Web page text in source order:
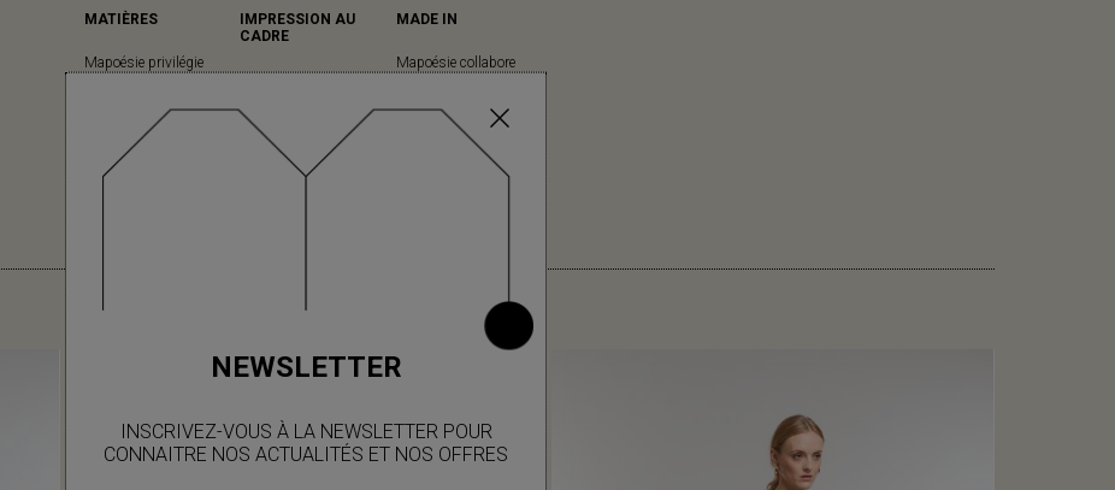
NEWSLETTER
INSCRIVEZ-VOUS À LA NEWSLETTER POUR
CONNAITRE NOS ACTUALITÉS ET NOS OFFRES
MATIÈRES
Mapoésie privilégie
naturelles dans
l’ensemble de ses
collections... (en
savoir plus)
IMPRESSION AU
CADRE
Mapoésie a fait le
ancestrale pour sa
grande qualité
d’impression et son
MADE IN
Mapoésie collabore
locaux indiens, dans
lesquels nous avons
le plaisir d’aller